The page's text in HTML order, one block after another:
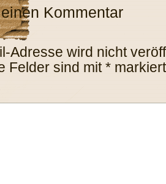
Kommentar
Adresse wird nicht
Felder sind mit*markiert